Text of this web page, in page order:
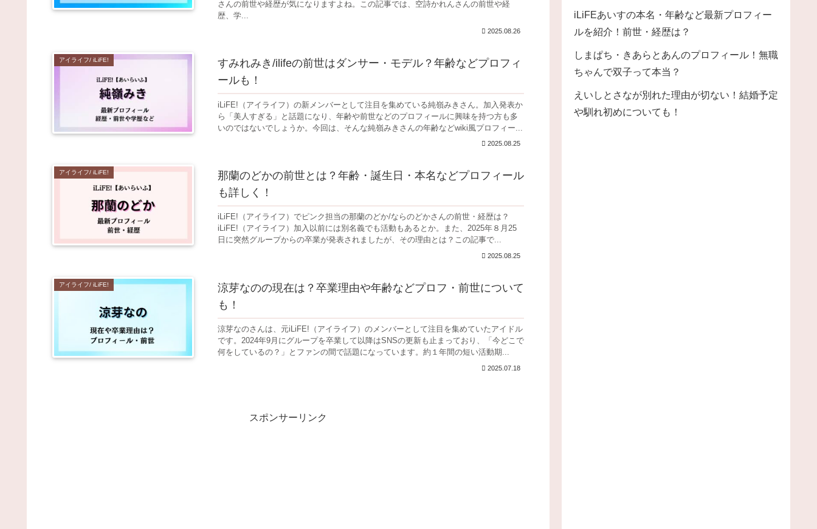
さんの前世や経歴が気になりますよね。この記事では、空詩かれんさんの前世や経
歴、学...
2025.08.26
アイライフ/ iLiFE!
すみれみき/ilifeの前世はダンサー・モデル？年齢などプロフィ
ールも！
iLiFE!（アイライフ）の新メンバーとして注目を集めている純嶺みきさん。加入発表か
ら「美人すぎる」と話題になり、年齢や前世などのプロフィールに興味を持つ方も多
いのではないでしょうか。今回は、そんな純嶺みきさんの年齢などwiki風プロフィー...
2025.08.25
アイライフ/ iLiFE!
那蘭のどかの前世とは？年齢・誕生日・本名などプロフィール
も詳しく！
iLiFE!（アイライフ）でピンク担当の那蘭のどか/ならのどかさんの前世・経歴は？
iLiFE!（アイライフ）加入以前には別名義でも活動もあるとか。また、2025年８月25
日に突然グループからの卒業が発表されましたが、その理由とは？この記事で...
2025.08.25
アイライフ/ iLiFE!
涼芽なのの現在は？卒業理由や年齢などプロフ・前世について
も！
涼芽なのさんは、元iLiFE!（アイライフ）のメンバーとして注目を集めていたアイドル
です。2024年9月にグループを卒業して以降はSNSの更新も止まっており、「今どこで
何をしているの？」とファンの間で話題になっています。約１年間の短い活動期...
2025.07.18
スポンサーリンク
iLiFEあいすの本名・年齢など最新プロフィー
ルを紹介！前世・経歴は？
しまぱち・きあらとあんのプロフィール！無職
ちゃんで双子って本当？
えいしとさなが別れた理由が切ない！結婚予定
や馴れ初めについても！